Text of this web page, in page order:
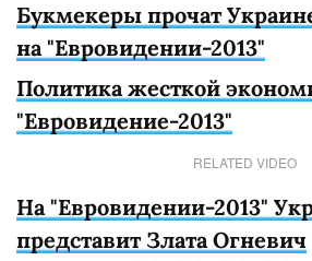
Букмекеры прочат
на "Евровидении-2013"
Политика жесткой
"Евровидение-2013"
RELATED VIDEO
На "Евровидении-2013"
представит Злата Огневич